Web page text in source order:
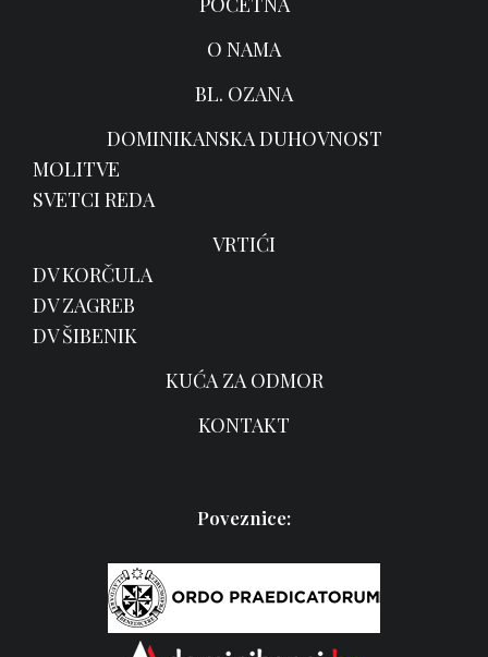
O NAMA
BL. OZANA
DOMINIKANSKA DUHOVNOST
MOLITVE
SVETCI REDA
VRTIĆI
DV KORČULA
DV ZAGREB
DV ŠIBENIK
KUĆA ZA ODMOR
KONTAKT
Poveznice: